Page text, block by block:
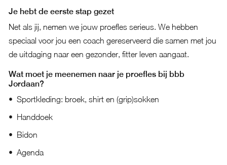
Je hebt de eerste stap gezet
Net als jij, nemen we jouw proefles serieus. We hebben
speciaal voor jou een coach gereserveerd die samen met jou
de uitdaging naar een gezonder, fitter leven aangaat.
Wat moet je meenemen naar je proefles bij bbb
Jordaan?
Sportkleding: broek, shirt en (grip)sokken
Handdoek
Bidon
Agenda